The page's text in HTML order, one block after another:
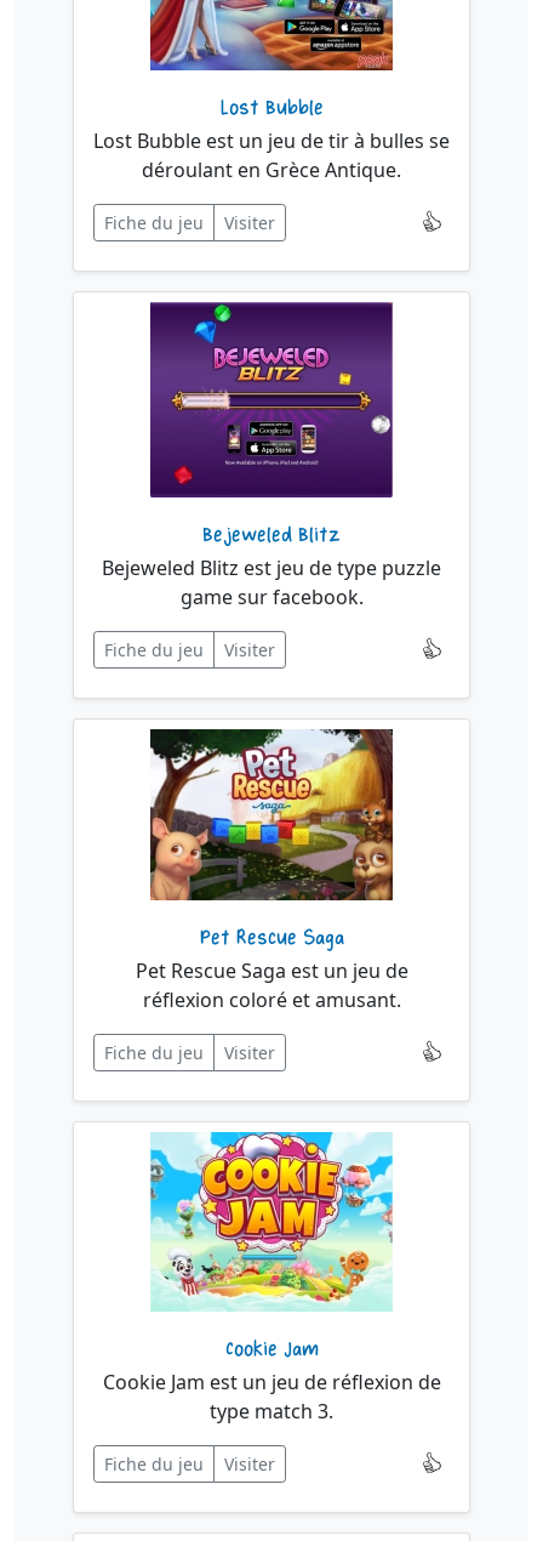
Lost Bubble
Lost Bubble est un jeu de tir à bulles se
déroulant en Grèce Antique.
Fiche du jeu Visiter
Bejeweled Blitz
Bejeweled Blitz est jeu de type puzzle
game sur facebook.
Fiche du jeu Visiter
Pet Rescue Saga
Pet Rescue Saga est un jeu de
réflexion coloré et amusant.
Fiche du jeu Visiter
Cookie Jam
Cookie Jam est un jeu de réflexion de
type match 3.
Fiche du jeu Visiter